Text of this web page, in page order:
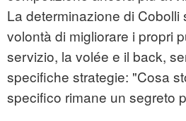
La determinazione di Cobolli
volontà di migliorare i propri
servizio, la volée e il back,
specifiche strategie: "Cosa
specifico rimane un segreto